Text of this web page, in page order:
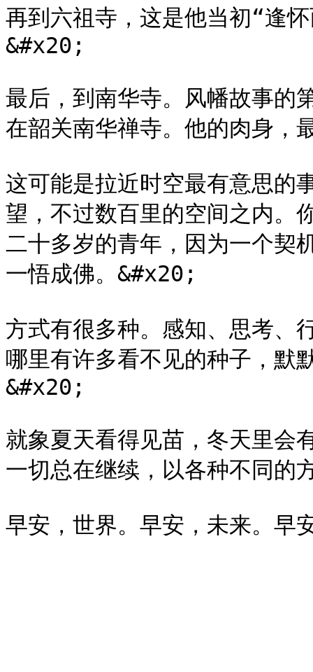
再到六祖寺，这是他当初“逢
&#x20;
最后，到南华寺。风幡故事的
在韶关南华禅寺。他的肉身，
这可能是拉近时空最有意思的
望，不过数百里的空间之内。
二十多岁的青年，因为一个契
一悟成佛。&#x20;
方式有很多种。感知、思考、
哪里有许多看不见的种子，默
&#x20;
就象夏天看得见苗，冬天里会
一切总在继续，以各种不同的